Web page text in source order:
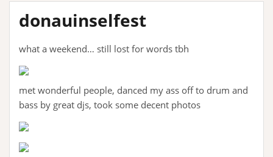
donauinselfest
what a weekend… still lost for words tbh
met wonderful people, danced my ass off to drum and
bass by great djs, took some decent photos